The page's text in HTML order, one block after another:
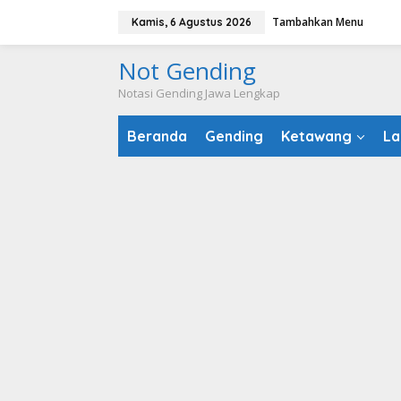
konten
Kamis, 6 Agustus 2026 Tambahkan Menu
Not Gending
Notasi Gending Jawa Lengkap
Beranda Gending Ketawang